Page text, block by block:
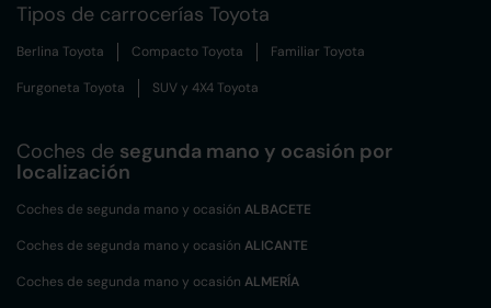
Tipos de carrocerías Toyota
Berlina Toyota Compacto Toyota Familiar Toyota
Furgoneta Toyota SUV y 4X4 Toyota
Coches de segunda mano y ocasión por
localización
Coches de segunda mano y ocasión ALBACETE
Coches de segunda mano y ocasión ALICANTE
Coches de segunda mano y ocasión ALMERÍA